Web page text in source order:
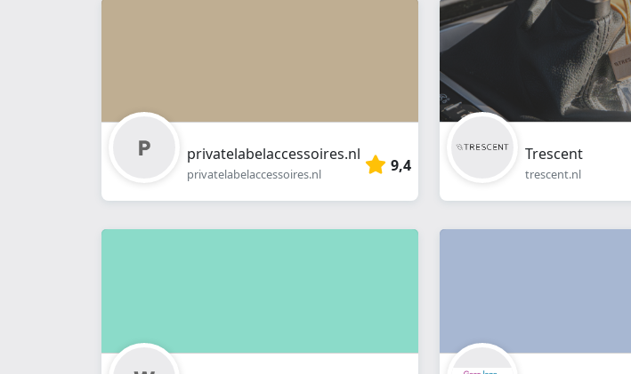
privatelabelaccessoires.nl
privatelabelaccessoires.nl 9,4
Trescent
trescent.nl